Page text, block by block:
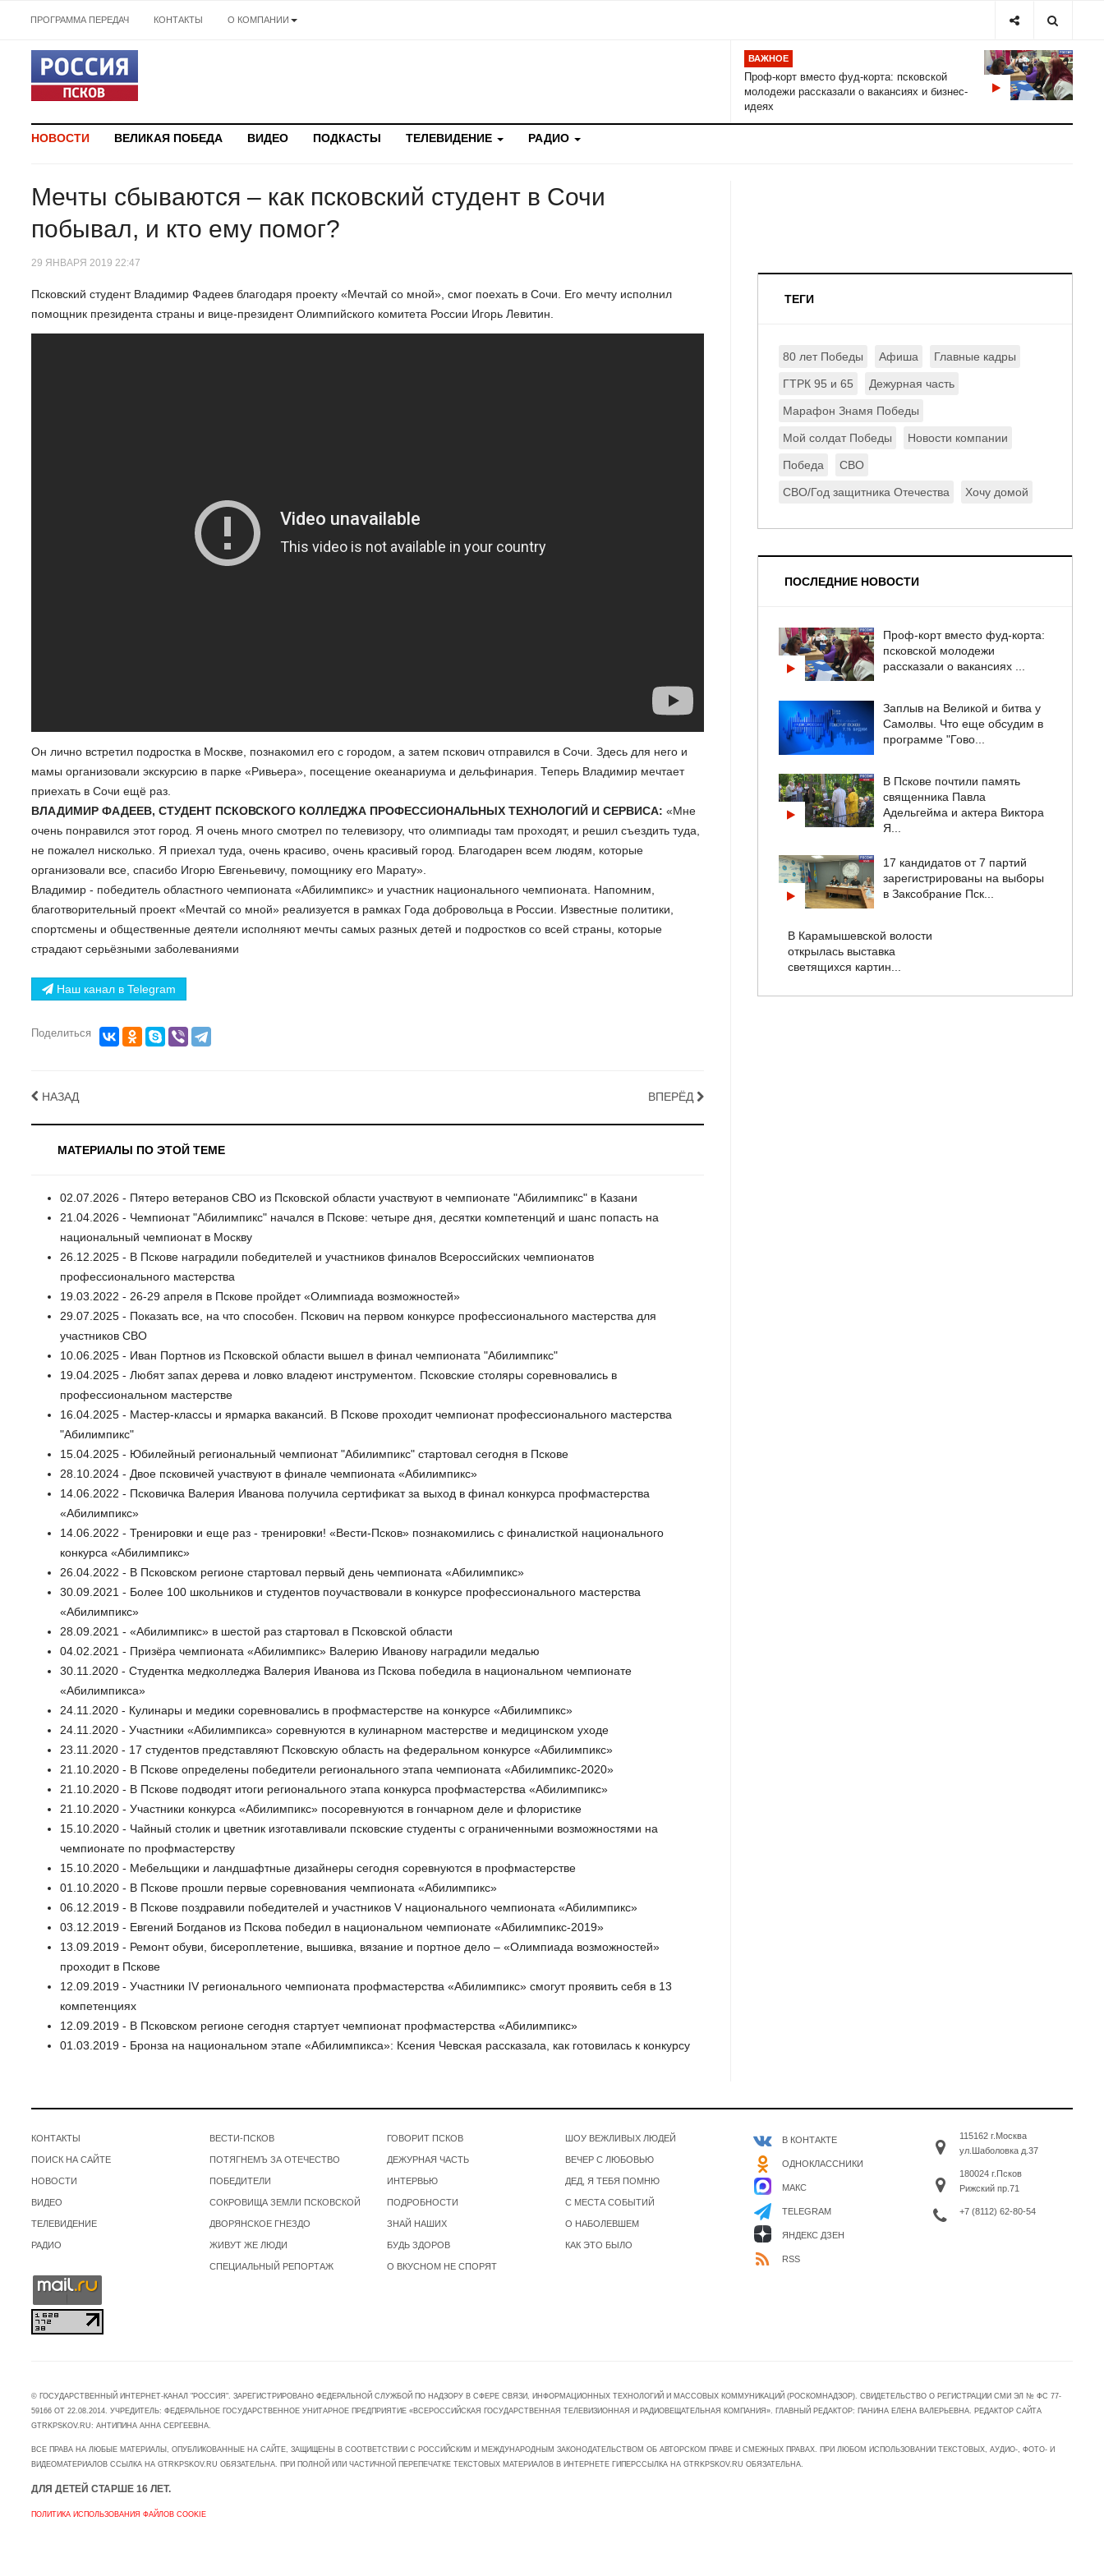
ПРОГРАММА ПЕРЕДАЧ КОНТАКТЫ О КОМПАНИИ
ВАЖНОЕ
Проф-корт вместо фуд-корта: псковской
молодежи рассказали о вакансиях и бизнес-
идеях
НОВОСТИ ВЕЛИКАЯ ПОБЕДА ВИДЕО ПОДКАСТЫ ТЕЛЕВИДЕНИЕ РАДИО
Мечты сбываются – как псковский студент в Сочи
побывал, и кто ему помог?
29 ЯНВАРЯ 2019 22:47
Псковский студент Владимир Фадеев благодаря проекту «Мечтай со мной», смог поехать в Сочи. Его мечту исполнил
помощник президента страны и вице-президент Олимпийского комитета России Игорь Левитин.
Он лично встретил подростка в Москве, познакомил его с городом, а затем пскович отправился в Сочи. Здесь для него и
мамы организовали экскурсию в парке «Ривьера», посещение океанариума и дельфинария. Теперь Владимир мечтает
приехать в Сочи ещё раз.
ВЛАДИМИР ФАДЕЕВ, СТУДЕНТ ПСКОВСКОГО КОЛЛЕДЖА ПРОФЕССИОНАЛЬНЫХ ТЕХНОЛОГИЙ И СЕРВИСА: «Мне
очень понравился этот город. Я очень много смотрел по телевизору, что олимпиады там проходят, и решил съездить туда,
не пожалел нисколько. Я приехал туда, очень красиво, очень красивый город. Благодарен всем людям, которые
организовали все, спасибо Игорю Евгеньевичу, помощнику его Марату».
Владимир - победитель областного чемпионата «Абилимпикс» и участник национального чемпионата. Напомним,
благотворительный проект «Мечтай со мной» реализуется в рамках Года добровольца в России. Известные политики,
спортсмены и общественные деятели исполняют мечты самых разных детей и подростков со всей страны, которые
страдают серьёзными заболеваниями
Наш канал в Telegram
Поделиться
НАЗАД ВПЕРЁД
МАТЕРИАЛЫ ПО ЭТОЙ ТЕМЕ
02.07.2026 - Пятеро ветеранов СВО из Псковской области участвуют в чемпионате "Абилимпикс" в Казани
21.04.2026 - Чемпионат "Абилимпикс" начался в Пскове: четыре дня, десятки компетенций и шанс попасть на
национальный чемпионат в Москву
26.12.2025 - В Пскове наградили победителей и участников финалов Всероссийских чемпионатов
профессионального мастерства
19.03.2022 - 26-29 апреля в Пскове пройдет «Олимпиада возможностей»
29.07.2025 - Показать все, на что способен. Пскович на первом конкурсе профессионального мастерства для
участников СВО
10.06.2025 - Иван Портнов из Псковской области вышел в финал чемпионата "Абилимпикс"
19.04.2025 - Любят запах дерева и ловко владеют инструментом. Псковские столяры соревновались в
профессиональном мастерстве
16.04.2025 - Мастер-классы и ярмарка вакансий. В Пскове проходит чемпионат профессионального мастерства
"Абилимпикс"
15.04.2025 - Юбилейный региональный чемпионат "Абилимпикс" стартовал сегодня в Пскове
28.10.2024 - Двое псковичей участвуют в финале чемпионата «Абилимпикс»
14.06.2022 - Псковичка Валерия Иванова получила сертификат за выход в финал конкурса профмастерства
«Абилимпикс»
14.06.2022 - Тренировки и еще раз - тренировки! «Вести-Псков» познакомились с финалисткой национального
конкурса «Абилимпикс»
26.04.2022 - В Псковском регионе стартовал первый день чемпионата «Абилимпикс»
30.09.2021 - Более 100 школьников и студентов поучаствовали в конкурсе профессионального мастерства
«Абилимпикс»
28.09.2021 - «Абилимпикс» в шестой раз стартовал в Псковской области
04.02.2021 - Призёра чемпионата «Абилимпикс» Валерию Иванову наградили медалью
30.11.2020 - Студентка медколледжа Валерия Иванова из Пскова победила в национальном чемпионате
«Абилимпикса»
24.11.2020 - Кулинары и медики соревновались в профмастерстве на конкурсе «Абилимпикс»
24.11.2020 - Участники «Абилимпикса» соревнуются в кулинарном мастерстве и медицинском уходе
23.11.2020 - 17 студентов представляют Псковскую область на федеральном конкурсе «Абилимпикс»
21.10.2020 - В Пскове определены победители регионального этапа чемпионата «Абилимпикс-2020»
21.10.2020 - В Пскове подводят итоги регионального этапа конкурса профмастерства «Абилимпикс»
21.10.2020 - Участники конкурса «Абилимпикс» посоревнуются в гончарном деле и флористике
15.10.2020 - Чайный столик и цветник изготавливали псковские студенты с ограниченными возможностями на
чемпионате по профмастерству
15.10.2020 - Мебельщики и ландшафтные дизайнеры сегодня соревнуются в профмастерстве
01.10.2020 - В Пскове прошли первые соревнования чемпионата «Абилимпикс»
06.12.2019 - В Пскове поздравили победителей и участников V национального чемпионата «Абилимпикс»
03.12.2019 - Евгений Богданов из Пскова победил в национальном чемпионате «Абилимпикс-2019»
13.09.2019 - Ремонт обуви, бисероплетение, вышивка, вязание и портное дело – «Олимпиада возможностей»
проходит в Пскове
12.09.2019 - Участники IV регионального чемпионата профмастерства «Абилимпикс» смогут проявить себя в 13
компетенциях
12.09.2019 - В Псковском регионе сегодня стартует чемпионат профмастерства «Абилимпикс»
01.03.2019 - Бронза на национальном этапе «Абилимпикса»: Ксения Чевская рассказала, как готовилась к конкурсу
ТЕГИ
80 лет Победы Афиша Главные кадры
ГТРК 95 и 65 Дежурная часть
Марафон Знамя Победы
Мой солдат Победы Новости компании
Победа СВО
СВО/Год защитника Отечества Хочу домой
ПОСЛЕДНИЕ НОВОСТИ
Проф-корт вместо фуд-корта:
псковской молодежи
рассказали о вакансиях ...
Заплыв на Великой и битва у
Самолвы. Что еще обсудим в
программе "Гово...
В Пскове почтили память
священника Павла
Адельгейма и актера Виктора
Я...
17 кандидатов от 7 партий
зарегистрированы на выборы
в Заксобрание Пск...
В Карамышевской волости
открылась выставка
светящихся картин...
КОНТАКТЫ
ПОИСК НА САЙТЕ
НОВОСТИ
ВИДЕО
ТЕЛЕВИДЕНИЕ
РАДИО
ВЕСТИ-ПСКОВ
ПОТЯГНЕМЪ ЗА ОТЕЧЕСТВО
ПОБЕДИТЕЛИ
СОКРОВИЩА ЗЕМЛИ ПСКОВСКОЙ
ДВОРЯНСКОЕ ГНЕЗДО
ЖИВУТ ЖЕ ЛЮДИ
СПЕЦИАЛЬНЫЙ РЕПОРТАЖ
ГОВОРИТ ПСКОВ
ДЕЖУРНАЯ ЧАСТЬ
ИНТЕРВЬЮ
ПОДРОБНОСТИ
ЗНАЙ НАШИХ
БУДЬ ЗДОРОВ
О ВКУСНОМ НЕ СПОРЯТ
ШОУ ВЕЖЛИВЫХ ЛЮДЕЙ
ВЕЧЕР С ЛЮБОВЬЮ
ДЕД, Я ТЕБЯ ПОМНЮ
С МЕСТА СОБЫТИЙ
О НАБОЛЕВШЕМ
КАК ЭТО БЫЛО
В КОНТАКТЕ
ОДНОКЛАССНИКИ
МАКС
TELEGRAM
ЯНДЕКС ДЗЕН
RSS
115162 г.Москва
ул.Шаболовка д.37
180024 г.Псков
Рижский пр.71
+7 (8112) 62-80-54
© ГОСУДАРСТВЕННЫЙ ИНТЕРНЕТ-КАНАЛ "РОССИЯ". ЗАРЕГИСТРИРОВАНО ФЕДЕРАЛЬНОЙ СЛУЖБОЙ ПО НАДЗОРУ В СФЕРЕ СВЯЗИ, ИНФОРМАЦИОННЫХ ТЕХНОЛОГИЙ И МАССОВЫХ КОММУНИКАЦИЙ (РОСКОМНАДЗОР). СВИДЕТЕЛЬСТВО О РЕГИСТРАЦИИ СМИ ЭЛ № ФС 77-
59166 ОТ 22.08.2014. УЧРЕДИТЕЛЬ: ФЕДЕРАЛЬНОЕ ГОСУДАРСТВЕННОЕ УНИТАРНОЕ ПРЕДПРИЯТИЕ «ВСЕРОССИЙСКАЯ ГОСУДАРСТВЕННАЯ ТЕЛЕВИЗИОННАЯ И РАДИОВЕЩАТЕЛЬНАЯ КОМПАНИЯ». ГЛАВНЫЙ РЕДАКТОР: ПАНИНА ЕЛЕНА ВАЛЕРЬЕВНА. РЕДАКТОР САЙТА
GTRKPSKOV.RU: АНТИПИНА АННА СЕРГЕЕВНА.
ВСЕ ПРАВА НА ЛЮБЫЕ МАТЕРИАЛЫ, ОПУБЛИКОВАННЫЕ НА САЙТЕ, ЗАЩИЩЕНЫ В СООТВЕТСТВИИ С РОССИЙСКИМ И МЕЖДУНАРОДНЫМ ЗАКОНОДАТЕЛЬСТВОМ ОБ АВТОРСКОМ ПРАВЕ И СМЕЖНЫХ ПРАВАХ. ПРИ ЛЮБОМ ИСПОЛЬЗОВАНИИ ТЕКСТОВЫХ, АУДИО-, ФОТО- И
ВИДЕОМАТЕРИАЛОВ ССЫЛКА НА GTRKPSKOV.RU ОБЯЗАТЕЛЬНА. ПРИ ПОЛНОЙ ИЛИ ЧАСТИЧНОЙ ПЕРЕПЕЧАТКЕ ТЕКСТОВЫХ МАТЕРИАЛОВ В ИНТЕРНЕТЕ ГИПЕРССЫЛКА НА GTRKPSKOV.RU ОБЯЗАТЕЛЬНА.
ДЛЯ ДЕТЕЙ СТАРШЕ 16 ЛЕТ.
ПОЛИТИКА ИСПОЛЬЗОВАНИЯ ФАЙЛОВ COOKIE